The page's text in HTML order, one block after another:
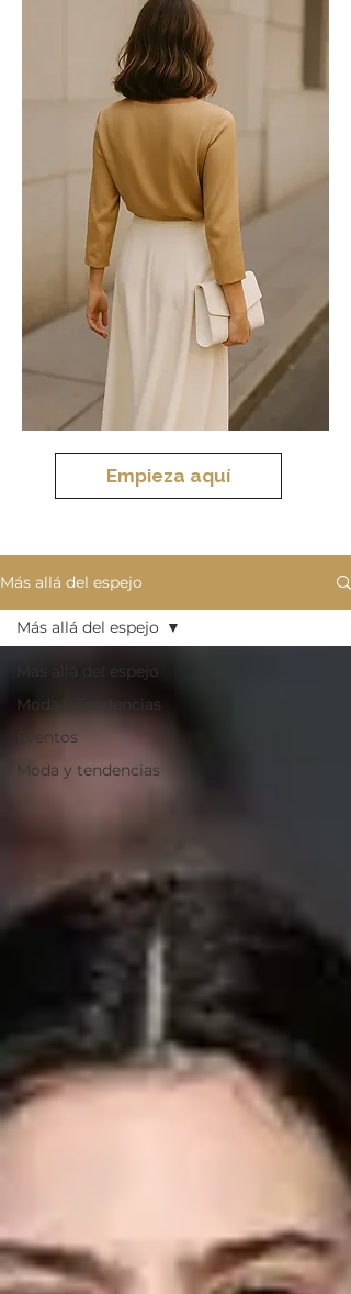
Empieza aquí
Más allá del espejo
Más allá del espejo
Moda y Tendencias
Eventos
Moda y tendencias
Más allá del espejo